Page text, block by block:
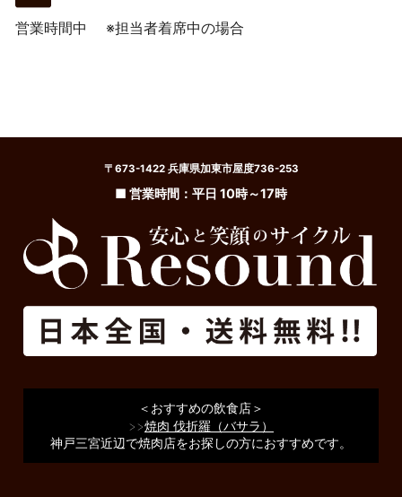
営業時間中 ※担当者着席中の場合
〒673-1422 兵庫県加東市屋度736-253
■ 営業時間：平日 10時～17時
＜おすすめの飲食店＞
>>焼肉 伐折羅（バサラ）
神戸三宮近辺で焼肉店をお探しの方におすすめです。